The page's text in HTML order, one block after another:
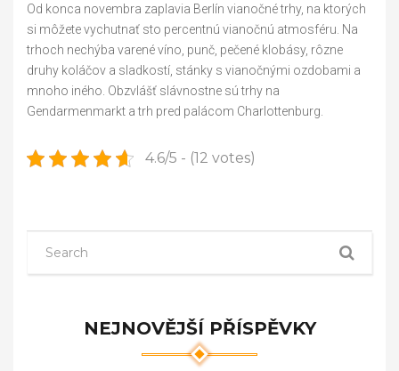
Od konca novembra zaplavia Berlín vianočné trhy, na ktorých
si môžete vychutnať sto percentnú vianočnú atmosféru. Na
trhoch nechýba varené víno, punč, pečené klobásy, rôzne
druhy koláčov a sladkostí, stánky s vianočnými ozdobami a
mnoho iného. Obzvlášť slávnostne sú trhy na
Gendarmenmarkt a trh pred palácom Charlottenburg.
4.6/5 - (12 votes)
NEJNOVĚJŠÍ PŘÍSPĚVKY